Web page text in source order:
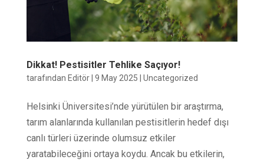
Dikkat! Pestisitler Tehlike Saçıyor!
tarafından Editör| 9 May 2025 Uncategorized
Helsinki Üniversitesi’nde yürütülen bir araştırma,
tarım alanlarında kullanılan pestisitlerin hedef dışı
canlı türleri üzerinde olumsuz etkiler
yaratabileceğini ortaya koydu. Ancak bu etkilerin,